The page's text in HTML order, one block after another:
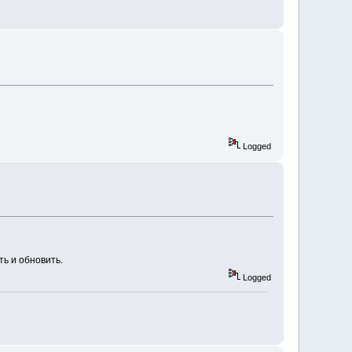
Logged
и обновить.
Logged